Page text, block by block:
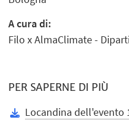
A cura di:
Filo x AlmaClimate -
PER SAPERNE DI PIÙ
Locandina dell'evento